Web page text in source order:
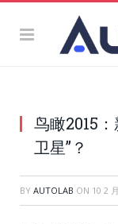
鸟瞰2015
卫星”？
BY AUTOLAB ON 10 2